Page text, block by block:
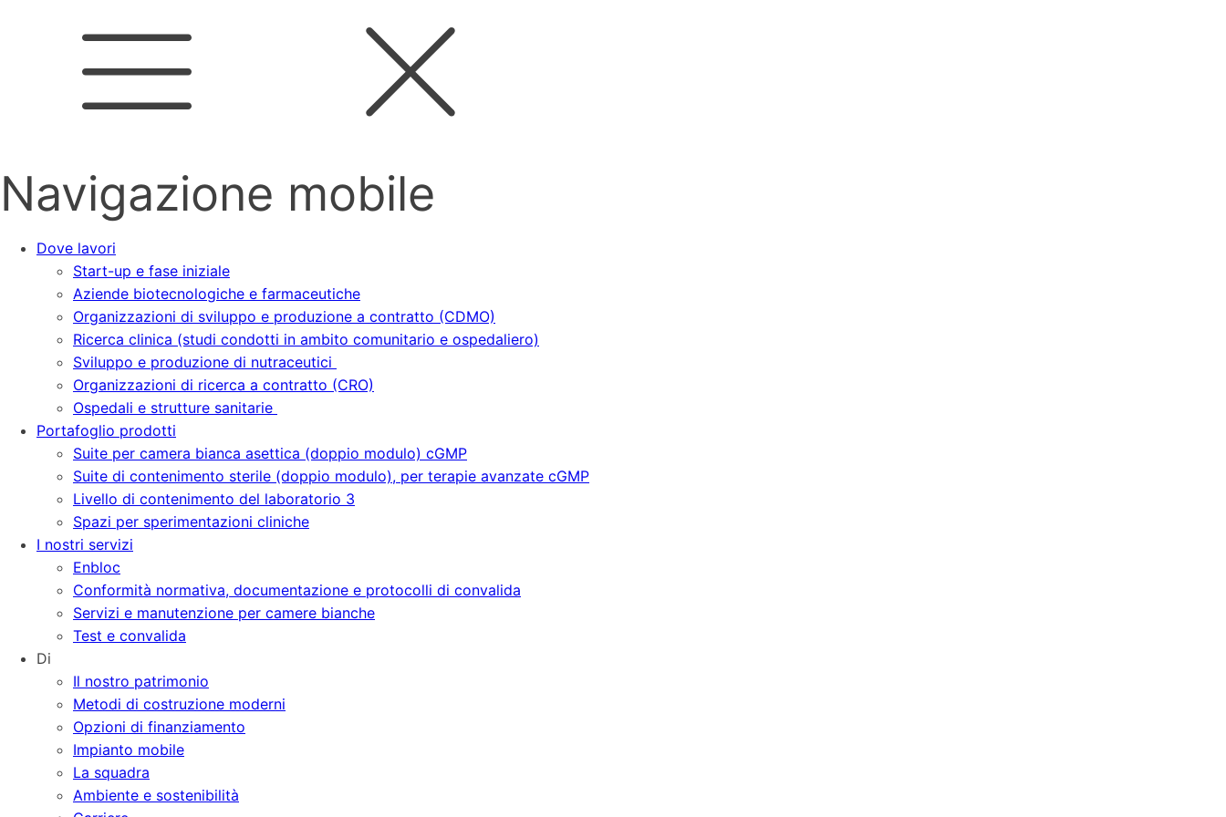
Navigazione mobile
Dove lavori
Start-up e fase iniziale
Aziende biotecnologiche e farmaceutiche
Organizzazioni di sviluppo e produzione a contratto (CDMO)
Ricerca clinica (studi condotti in ambito comunitario e ospedaliero)
Sviluppo e produzione di nutraceutici
Organizzazioni di ricerca a contratto (CRO)
Ospedali e strutture sanitarie
Portafoglio prodotti
Suite per camera bianca asettica (doppio modulo) cGMP
Suite di contenimento sterile (doppio modulo), per terapie avanzate cGMP
Livello di contenimento del laboratorio 3
Spazi per sperimentazioni cliniche
I nostri servizi
Enbloc
Conformità normativa, documentazione e protocolli di convalida
Servizi e manutenzione per camere bianche
Test e convalida
Di
Il nostro patrimonio
Metodi di costruzione moderni
Opzioni di finanziamento
Impianto mobile
La squadra
Ambiente e sostenibilità